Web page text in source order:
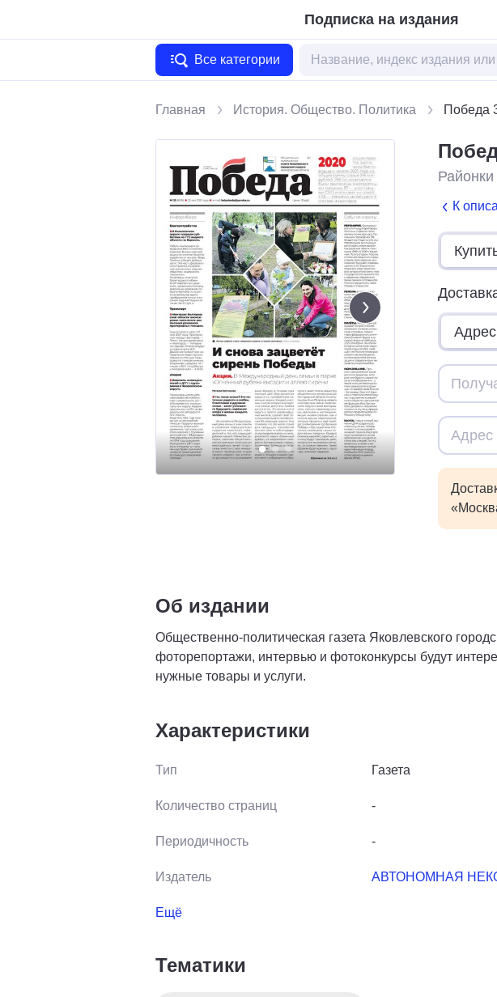
Подписка на издания
Все категории
Главная История. Общество. Политика Победа
Районки
К
Адрес
Об издании
Общественно-политическая газета Яковлевского
фоторепортажи, интервью и фотоконкурсы будут
нужные товары и услуги.
Характеристики
Тип Газета
Количество страниц -
Периодичность -
Издатель АВТОНОМНАЯ
Ещё
Тематики